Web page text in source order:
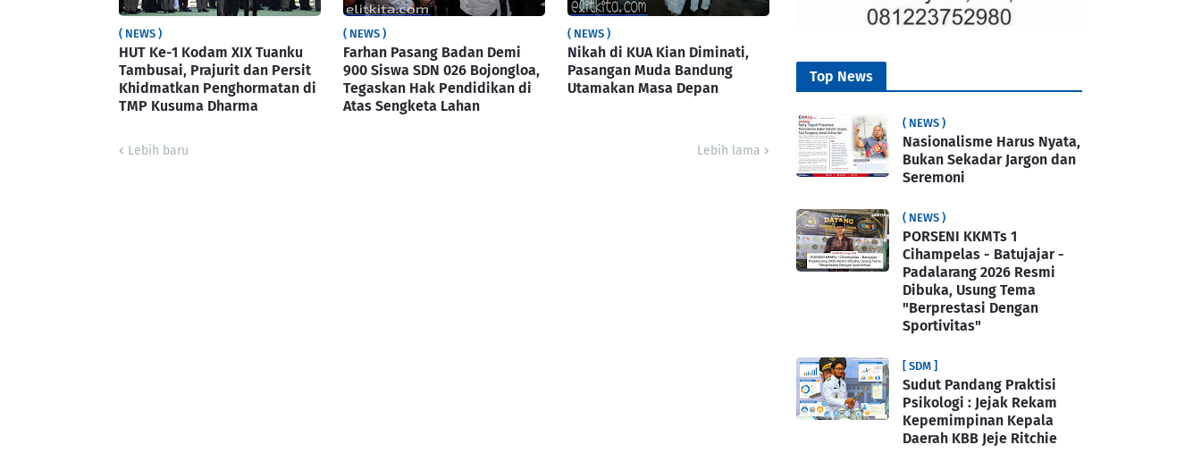
( NEWS )
HUT Ke-1 Kodam XIX Tuanku
Tambusai, Prajurit dan Persit
Khidmatkan Penghormatan di
TMP Kusuma Dharma
( NEWS )
Farhan Pasang Badan Demi
900 Siswa SDN 026 Bojongloa,
Tegaskan Hak Pendidikan di
Atas Sengketa Lahan
( NEWS )
Nikah di KUA Kian Diminati,
Pasangan Muda Bandung
Utamakan Masa Depan
Lebih baru Lebih lama
Top News
( NEWS )
Nasionalisme Harus Nyata,
Bukan Sekadar Jargon dan
Seremoni
( NEWS )
PORSENI KKMTs 1
Cihampelas - Batujajar -
Padalarang 2026 Resmi
Dibuka, Usung Tema
"Berprestasi Dengan
Sportivitas"
[ SDM ]
Sudut Pandang Praktisi
Psikologi : Jejak Rekam
Kepemimpinan Kepala
Daerah KBB Jeje Ritchie